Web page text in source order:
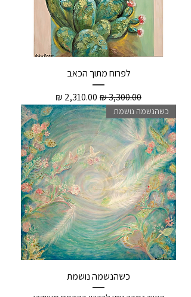
לפרוח מתוך הכאב
מחיר רגיל
מחיר מבצע
כשהנשמה נושמת
כשהנשמה נושמת